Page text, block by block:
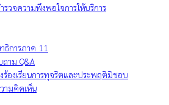
รวจความพึงพอใจการให้บริการ
ธิการภาค 11
ถาม Q&A
ร้องเรียนการทุจริตและประพฤติมิชอบ
ามคิดเห็น